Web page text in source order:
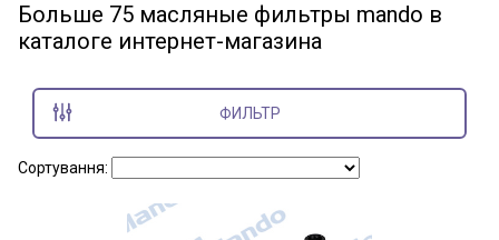
Great Wall
Hummer
Tesla
Показать все марки
Больше 75 масляные фильтры mando в
каталоге интернет-магазина
ФИЛЬТР
Сортування: